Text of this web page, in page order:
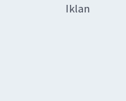
Iklan